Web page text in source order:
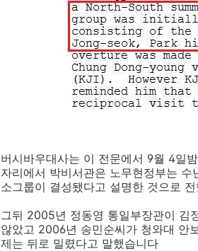
버시바우대사는 이 전문에서 9월 4일
자리에서 박비서관은 노무현정부는
소그룹이 결성됐다고 설명한 것으로
그뒤 2005년 정동영 통일부장관이 김
않았고 2006년 송민순씨가 청와대 안
제는 뒤로 밀렸다고 말했습니다